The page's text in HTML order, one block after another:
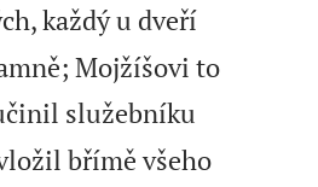
každý u dveří
Mojžíšovi to
služebníku
břímě všeho